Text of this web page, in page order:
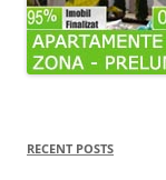
RECENT POSTS